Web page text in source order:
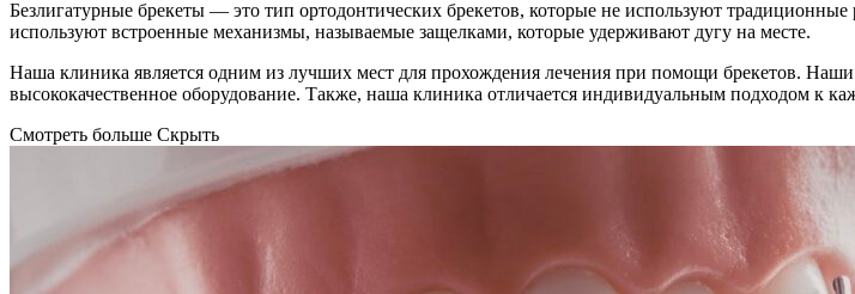
Безлигатурные брекеты — это тип ортодонтических брекетов, которые не используют
используют встроенные механизмы, называемые защелками, которые удерживают дугу на месте.
Наша клиника является одним из лучших мест для прохождения лечения при помощи брекетов.
высококачественное оборудование. Также, наша клиника отличается индивидуальным подходом к
Смотреть больше Скрыть